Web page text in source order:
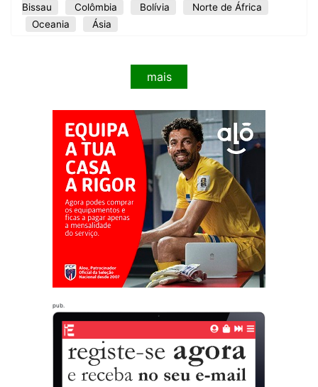
Bissau
Colômbia Bolívia
Norte de África
Oceania
Ásia
mais
pub.